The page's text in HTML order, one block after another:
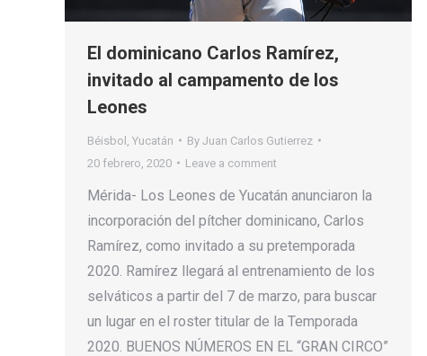
El dominicano Carlos Ramírez,
invitado al campamento de los
Leones
Béisbol Yucatán By Juan Carlos Gutierrez
20 febrero, 2020
Leave a comment
Mérida- Los Leones de Yucatán anunciaron la
incorporación del pítcher dominicano, Carlos
Ramírez, como invitado a su pretemporada
2020. Ramírez llegará al entrenamiento de los
selváticos a partir del 7 de marzo, para buscar
un lugar en el roster titular de la Temporada
2020. BUENOS NÚMEROS EN EL “GRAN CIRCO”